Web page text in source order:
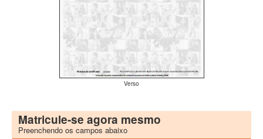
Verso
Matricule-se agora mesmo
Preenchendo os campos abaixo